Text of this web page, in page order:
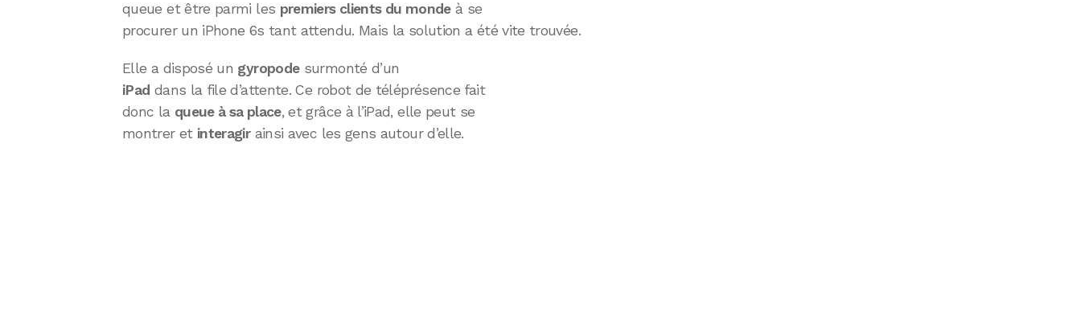
queue et être parmi les premiers clients du mondeà se
procurer un iPhone 6s tant attendu. Mais la solution a été vite trouvée.
Elle a disposé un gyropodesurmonté d’un
iPad dans la file d’attente. Ce robot de téléprésence fait
donc la queue à sa place, et grâce à l’iPad, elle peut se
montrer et interagirainsi avec les gens autour d’elle.